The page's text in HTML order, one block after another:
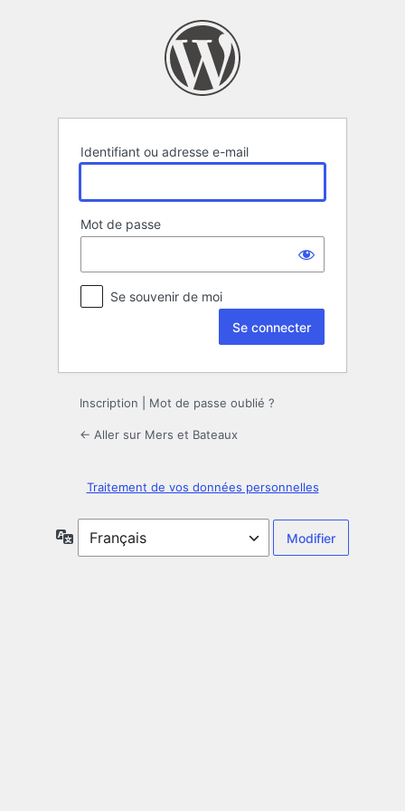
Identifiant ou adresse e-mail
Mot de passe
Se souvenir de moi
Inscription Mot de passe oublié ?
← Aller sur Mers et Bateaux
Traitement de vos données personnelles
Langue